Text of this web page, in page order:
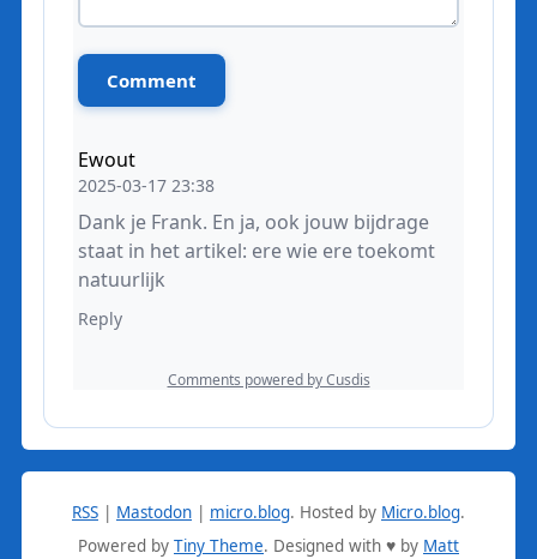
RSS | Mastodon | micro.blog. Hosted by Micro.blog.
Powered by Tiny Theme. Designed with ♥ by Matt